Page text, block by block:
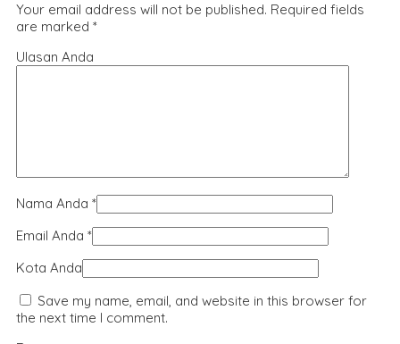
Your email address will not be published. Required fields
are marked *
Ulasan Anda
Nama Anda *
Email Anda *
Kota Anda
Save my name, email, and website in this browser for
the next time I comment.